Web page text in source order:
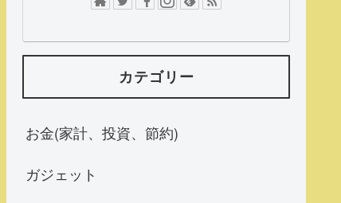
カテゴリー
お金(家計、投資、節約)
ガジェット